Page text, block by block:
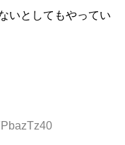
いとしてもやってい